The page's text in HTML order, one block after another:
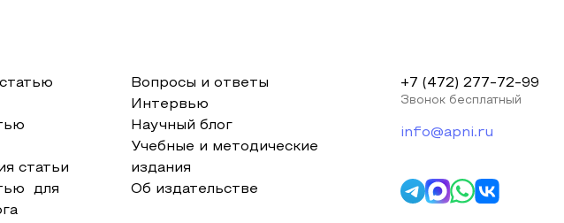
статьи
для
Вопросы и ответы
Интервью
Научный блог
Учебные и методические
издания
Об издательстве
+7 (472) 277-72-99
Звонок бесплатный
info@apni.ru